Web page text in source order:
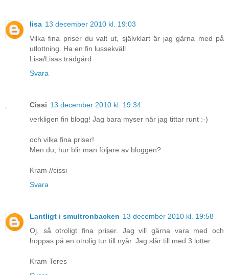
lisa 13 december 2010 kl. 19:03
Vilka fina priser du valt ut, självklart är jag gärna med på
utlottning. Ha en fin lussekväll
Lisa/Lisas trädgård
Svara
Cissi 13 december 2010 kl. 19:34
verkligen fin blogg! Jag bara myser när jag tittar runt :-)
och vilka fina priser!
Men du, hur blir man följare av bloggen?
Kram //cissi
Svara
Lantligt i smultronbacken 13 december 2010 kl. 19:58
Oj, så otroligt fina priser. Jag vill gärna vara med och
hoppas på en otrolig tur till nyår. Jag slår till med 3 lotter.
Kram Teres